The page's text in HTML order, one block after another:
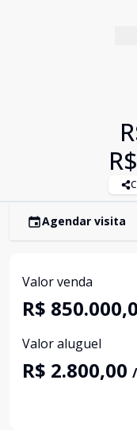
Agendar visita
Valor venda
R$
Valor aluguel
R$ 2.800,00